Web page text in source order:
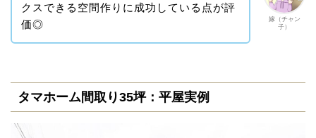
嫁（チャン
子）
クスできる空間作りに成功している点が評
価◎
タマホーム間取り35坪：平屋実例